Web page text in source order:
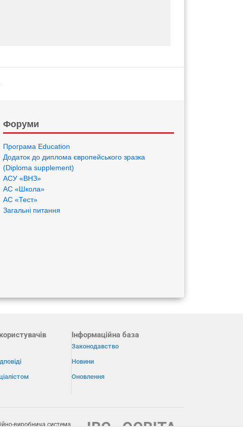
Форуми
Програма Eduсation
Додаток до диплома європейського зразка
(Diploma supplement)
АСУ «ВНЗ»
АС «Школа»
АС «Тест»
Загальні питання
Інформаційна база
Законодавство
Новини
Оновлення
виробнича система